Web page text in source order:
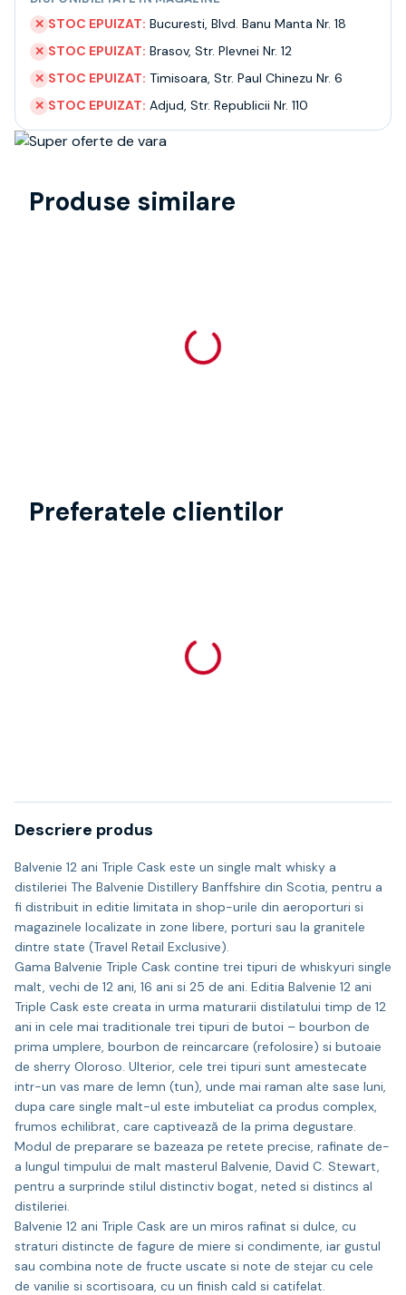
✕ STOC EPUIZAT: Bucuresti, Blvd. Banu Manta Nr. 18
✕ STOC EPUIZAT: Brasov, Str. Plevnei Nr. 12
✕ STOC EPUIZAT: Timisoara, Str. Paul Chinezu Nr. 6
✕ STOC EPUIZAT: Adjud, Str. Republicii Nr. 110
Produse similare
Preferatele clientilor
Descriere produs
Balvenie 12 ani Triple Cask este un single malt whisky a
distileriei The Balvenie Distillery Banffshire din Scotia, pentru a
fi distribuit in editie limitata in shop-urile din aeroporturi si
magazinele localizate in zone libere, porturi sau la granitele
dintre state (Travel Retail Exclusive).
Gama Balvenie Triple Cask contine trei tipuri de whiskyuri single
malt, vechi de 12 ani, 16 ani si 25 de ani. Editia Balvenie 12 ani
Triple Cask este creata in urma maturarii distilatului timp de 12
ani in cele mai traditionale trei tipuri de butoi – bourbon de
prima umplere, bourbon de reincarcare (refolosire) si butoaie
de sherry Oloroso. Ulterior, cele trei tipuri sunt amestecate
intr-un vas mare de lemn (tun), unde mai raman alte sase luni,
dupa care single malt-ul este imbuteliat ca produs complex,
frumos echilibrat, care captivează de la prima degustare.
Modul de preparare se bazeaza pe retete precise, rafinate de-
a lungul timpului de malt masterul Balvenie, David C. Stewart,
pentru a surprinde stilul distinctiv bogat, neted si distincs al
distileriei.
Balvenie 12 ani Triple Cask are un miros rafinat si dulce, cu
straturi distincte de fagure de miere si condimente, iar gustul
sau combina note de fructe uscate si note de stejar cu cele
de vanilie si scortisoara, cu un finish cald si catifelat.